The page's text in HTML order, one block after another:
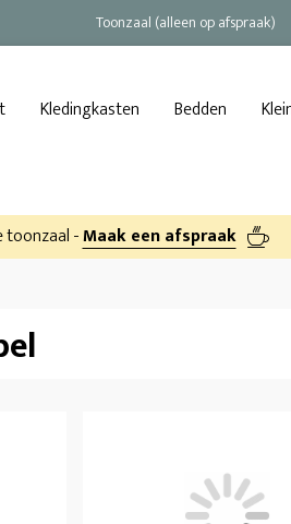
Toonzaal (alleen op afspraak)
Kledingkasten Bedden
toonzaal -Maak een afspraak